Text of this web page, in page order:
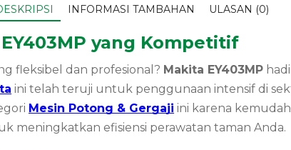
INFORMASI TAMBAHAN ULASAN (0)
yang Kompetitif
fleksibel dan profesional? Makita EY403MP
ini telah teruji untuk penggunaan intensif di
Mesin Potong & Gergaji ini karena
meningkatkan efisiensi perawatan taman Anda.